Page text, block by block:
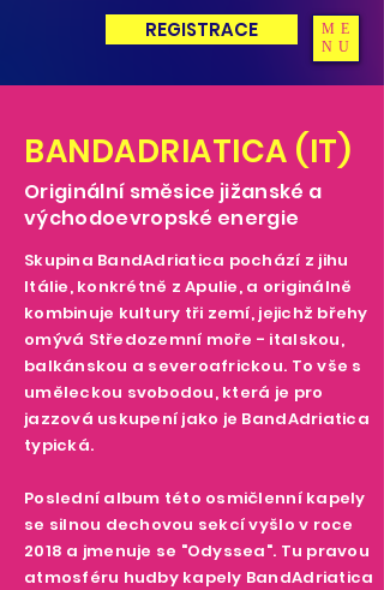
REGISTRACE
ME
NU
BANDADRIATICA (IT)
Originální směsice jižanské a
východoevropské energie
Skupina BandAdriatica pochází z jihu
Itálie, konkrétně z Apulie, a originálně
kombinuje kultury tři zemí, jejichž břehy
omývá Středozemní moře - italskou,
balkánskou a severoafrickou. To vše s
uměleckou svobodou, která je pro
jazzová uskupení jako je BandAdriatica
typická.
Poslední album této osmičlenní kapely
se silnou dechovou sekcí vyšlo v roce
2018 a jmenuje se "Odyssea". Tu pravou
atmosféru hudby kapely BandAdriatica